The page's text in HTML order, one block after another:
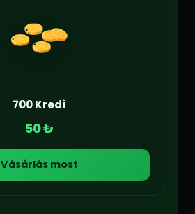
700 Kredi
50 ₺
Vásárlás most